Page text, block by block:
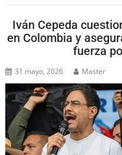
Iván Cepeda
en Colombia y
fuerza
31 mayo, 2026 Master